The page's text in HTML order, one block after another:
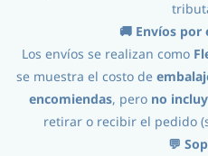
Envasado //
Botellas 500cc Generica Saco
🚚 Envíos por
Los envíos se realizan como
se muestra el costo de
encomiendas, pero no
retirar o recibir el pedido
💬